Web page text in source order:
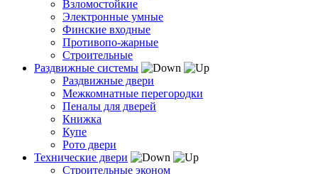
Взломостойкие
Электронные умные
Финские входные
Противопо-жарные
Строительные
Раздвижные системы
Раздвижные двери
Межкомнатные перегородки
Пеналы для дверей
Книжка
Купе
Рото двери
Технические двери
Строительные эконом